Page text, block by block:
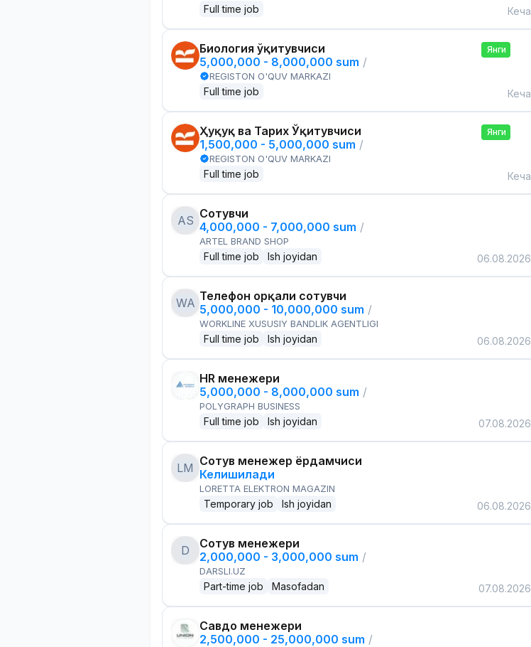
Full time job Кеча
Биология ўқитувчиси
5,000,000 - 8,000,000 sum /
REGISTON O'QUV MARKAZI
Full time job
Янги
Кеча
Ҳуқуқ ва Тарих Ўқитувчиси
1,500,000 - 5,000,000 sum /
REGISTON O'QUV MARKAZI
Full time job
Янги
Кеча
AS Сотувчи
4,000,000 - 7,000,000 sum /
ARTEL BRAND SHOP
Full time job Ish joyidan 06.08.2026
WA Телефон орқали сотувчи
5,000,000 - 10,000,000 sum /
WORKLINE XUSUSIY BANDLIK AGENTLIGI
Full time job Ish joyidan 06.08.2026
HR менежери
5,000,000 - 8,000,000 sum /
POLYGRAPH BUSINESS
Full time job Ish joyidan 07.08.2026
LM Сотув менежер ёрдамчиси
Келишилади
LORETTA ELEKTRON MAGAZIN
Temporary job Ish joyidan 06.08.2026
D
Сотув менежери
2,000,000 - 3,000,000 sum /
DARSLI.UZ
Part-time job Masofadan 07.08.2026
Савдо менежери
2,500,000 - 25,000,000 sum /